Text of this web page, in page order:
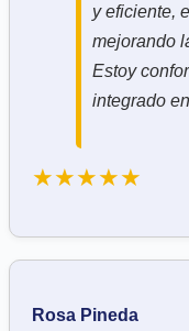
y eficiente,
mejorando
Estoy
integrado
★★★★★
Rosa Pineda